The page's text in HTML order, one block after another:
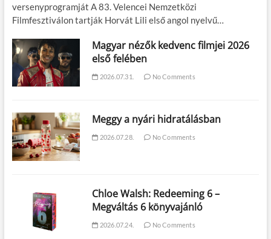
versenyprogramját A 83. Velencei Nemzetközi
Filmfesztiválon tartják Horvát Lili első angol nyelvű…
Magyar nézők kedvenc filmjei 2026
első felében
2026.07.31. No Comments
Meggy a nyári hidratálásban
2026.07.28. No Comments
Chloe Walsh: Redeeming 6 –
Megváltás 6 könyvajánló
2026.07.24. No Comments